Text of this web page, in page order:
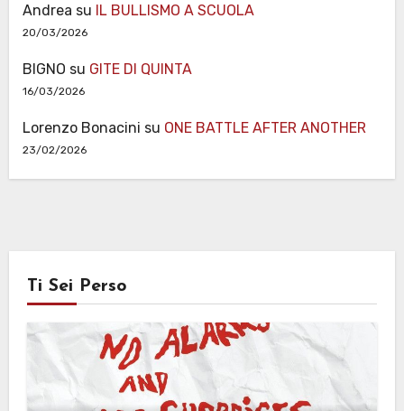
Andrea su IL BULLISMO A SCUOLA
20/03/2026
BIGNO su GITE DI QUINTA
16/03/2026
Lorenzo Bonacini su ONE BATTLE AFTER ANOTHER
23/02/2026
Ti Sei Perso